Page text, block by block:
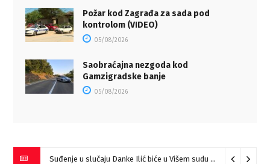
Požar kod Zagrađa za sada pod
kontrolom (VIDEO)
05/08/2026
Saobraćajna nezgoda kod
Gamzigradske banje
05/08/2026
Suđenje u slučaju Danke Ilić biće u Višem sudu u Negotinu?